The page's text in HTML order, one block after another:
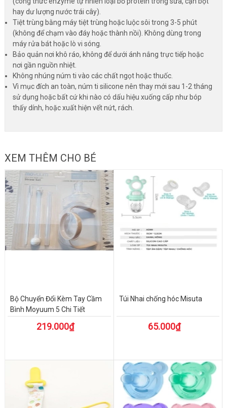
hay dư lượng nước trái cây).
Tiệt trùng bằng máy tiệt trùng hoặc luộc sôi trong 3-5 phút
(không để chạm vào đáy hoặc thành nồi). Không dùng trong
máy rửa bát hoặc lò vi sóng.
Bảo quản nơi khô ráo, không để dưới ánh nắng trực tiếp hoặc
nơi gần nguồn nhiệt.
Không nhúng núm ti vào các chất ngọt hoặc thuốc.
Vì mục đích an toàn, núm ti silicone nên thay mới sau 1-2 tháng
sử dụng hoặc bất cứ khi nào có dấu hiệu xuống cấp như bóp
thấy dính, hoặc xuất hiện vết nứt, rách.
XEM THÊM CHO BÉ
Bộ Chuyển Đổi Kèm Tay Cầm
Bình Moyuum 5 Chi Tiết
219.000₫
Túi Nhai chống hóc Misuta
65.000₫